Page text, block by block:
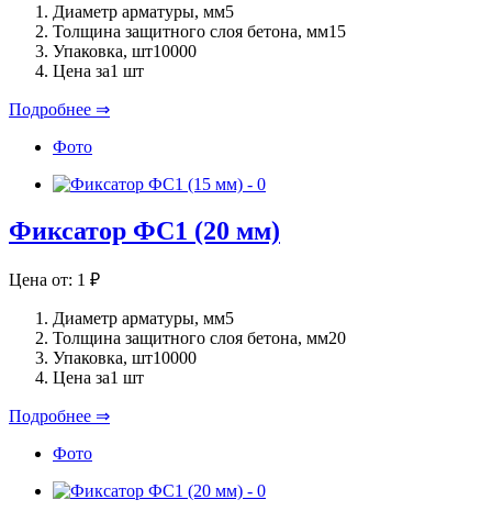
Диаметр арматуры, мм5
Толщина защитного слоя бетона, мм15
Упаковка, шт10000
Цена за1 шт
Подробнее ⇒
Фото
Фиксатор ФС1 (20 мм)
Цена от: 1 ₽
Диаметр арматуры, мм5
Толщина защитного слоя бетона, мм20
Упаковка, шт10000
Цена за1 шт
Подробнее ⇒
Фото